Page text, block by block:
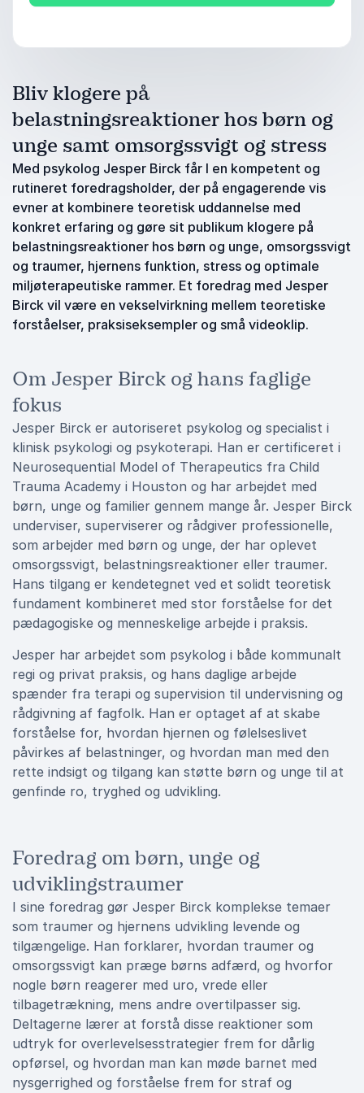
Bliv klogere på
belastningsreaktioner hos børn og
unge samt omsorgssvigt og stress
Med psykolog Jesper Birck får I en kompetent og
rutineret foredragsholder, der på engagerende vis
evner at kombinere teoretisk uddannelse med
konkret erfaring og gøre sit publikum klogere på
belastningsreaktioner hos børn og unge, omsorgssvigt
og traumer, hjernens funktion, stress og optimale
miljøterapeutiske rammer. Et foredrag med Jesper
Birck vil være en vekselvirkning mellem teoretiske
forståelser, praksiseksempler og små videoklip.
Om Jesper Birck og hans faglige
fokus
Jesper Birck er autoriseret psykolog og specialist i
klinisk psykologi og psykoterapi. Han er certificeret i
Neurosequential Model of Therapeutics fra Child
Trauma Academy i Houston og har arbejdet med
børn, unge og familier gennem mange år. Jesper Birck
underviser, superviserer og rådgiver professionelle,
som arbejder med børn og unge, der har oplevet
omsorgssvigt, belastningsreaktioner eller traumer.
Hans tilgang er kendetegnet ved et solidt teoretisk
fundament kombineret med stor forståelse for det
pædagogiske og menneskelige arbejde i praksis.
Jesper har arbejdet som psykolog i både kommunalt
regi og privat praksis, og hans daglige arbejde
spænder fra terapi og supervision til undervisning og
rådgivning af fagfolk. Han er optaget af at skabe
forståelse for, hvordan hjernen og følelseslivet
påvirkes af belastninger, og hvordan man med den
rette indsigt og tilgang kan støtte børn og unge til at
genfinde ro, tryghed og udvikling.
Foredrag om børn, unge og
udviklingstraumer
I sine foredrag gør Jesper Birck komplekse temaer
som traumer og hjernens udvikling levende og
tilgængelige. Han forklarer, hvordan traumer og
omsorgssvigt kan præge børns adfærd, og hvorfor
nogle børn reagerer med uro, vrede eller
tilbagetrækning, mens andre overtilpasser sig.
Deltagerne lærer at forstå disse reaktioner som
udtryk for overlevelsesstrategier frem for dårlig
opførsel, og hvordan man kan møde barnet med
nysgerrighed og forståelse frem for straf og